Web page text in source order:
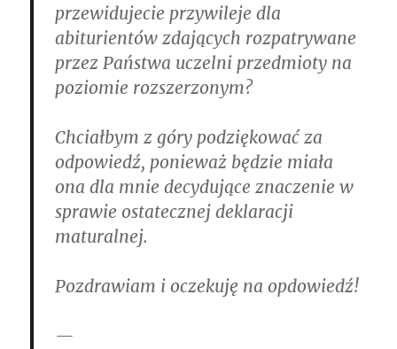
przewidujecie przywileje dla
abiturientów zdających rozpatrywane
przez Państwa uczelni przedmioty na
poziomie rozszerzonym?
Chciałbym z góry podziękować za
odpowiedź, ponieważ będzie miała
ona dla mnie decydujące znaczenie w
sprawie ostatecznej deklaracji
maturalnej.
Pozdrawiam i oczekuję na opdowiedź!
—